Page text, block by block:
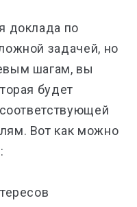
доклада по
задачей, но
шагам, вы
будет
Вот как можно